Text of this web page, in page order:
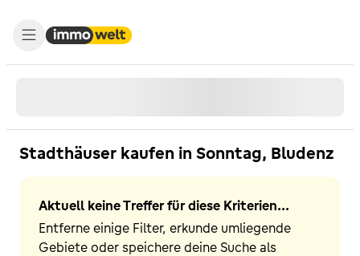
Stadthäuser kaufen in Sonntag, Bludenz
Aktuell keine Treffer für diese Kriterien...
Entferne einige Filter, erkunde umliegende
Gebiete oder speichere deine Suche als